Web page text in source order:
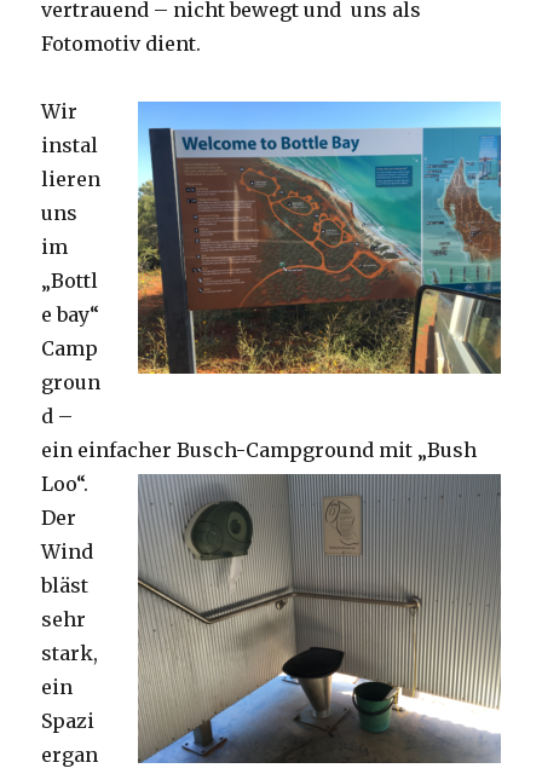
vertrauend – nicht bewegt und uns als
Fotomotiv dient.
Wir
instal
lieren
uns
im
„Bottl
e bay“
Camp
groun
d –
ein einfacher Busch-Campground mit „Bush
Loo“.
Der
Wind
bläst
sehr
stark,
ein
Spazi
ergan